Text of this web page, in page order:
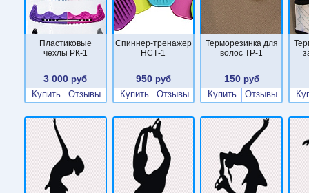
Пластиковые
чехлы РК-1
3 000 руб
Купить
Отзывы
Cпиннер-тренажер
НСТ-1
950 руб
Купить
Отзывы
Терморезинка для
волос ТР-1
150руб
Купить
Отзывы